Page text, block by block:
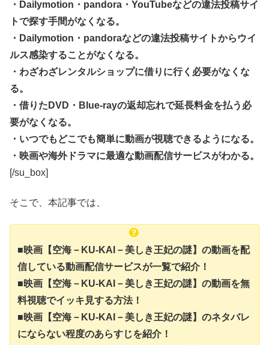
・Dailymotion・pandora・YouTubeなどの違法投稿サイ
トで探す手間がなくなる。
・Dailymotion・pandoraなどの違法投稿サイトからウイ
ルス感染することがなくなる。
・わざわざレンタルショップに借りに行く必要がなくな
る。
・借りたDVD・Blue-rayの返却忘れで延長料金を払う必
要がなくなる。
・いつでもどこでも簡単に動画が視聴できるようになる。
・映画や海外ドラマに最適な動画配信サービスがわかる。
[/su_box]
そこで、本記事では、
■映画【空海－KU-KAI－美しき王妃の謎】の動画を配
信している動画配信サービスが一覧で紹介！
■映画【空海－KU-KAI－美しき王妃の謎】の動画を無
料視聴でイッキ見する方法！
■映画【空海－KU-KAI－美しき王妃の謎】のネタバレ
にならない程度のあらすじを紹介！